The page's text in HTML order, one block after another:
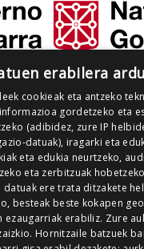
erabilera
cookieak eta antzeko
gordetzeko eta
(adibidez, zure IP
datuak), iragarki eta
eta edukia neurtzeko,
eta zerbitzuak
datuak ere trata ditzakete
besteak beste kokapen
ezaugarriak erabiliz. Zure
Hornitzaile batzuek